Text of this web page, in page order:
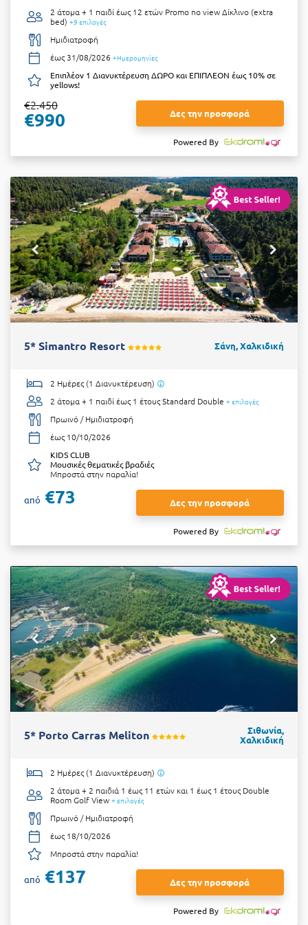
2 άτομα + 1 παιδί έως 12 ετών Promo no view Δίκλινο (extra
bed) +9 επιλογές
Ημιδιατροφή
έως 31/08/2026 +Ημερομηνίες
Επιπλέον 1 Διανυκτέρευση ΔΩΡΟ και ΕΠΙΠΛΕΟΝ έως 10% σε
yellows!
€2.450
€990 Δες την προσφορά
Powered By
5* Simantro Resort Σάνη, Χαλκιδική
2 Ημέρες (1 Διανυκτέρευση)
2 άτομα + 1 παιδί έως 1 έτουςStandard Double + επιλογές
Πρωινό / Ημιδιατροφή
έως 10/10/2026
KIDS CLUB
Μουσικές θεματικές βραδιές
Μπροστά στην παραλία!
από €73 Δες την προσφορά
Powered By
5* Porto Carras Meliton
Σιθωνία,
Χαλκιδική
2 Ημέρες (1 Διανυκτέρευση)
2 άτομα + 2 παιδιά 1 έως 11 ετών και 1 έως 1 έτους Double
Room Golf View + επιλογές
Πρωινό / Ημιδιατροφή
έως 18/10/2026
Μπροστά στην παραλία!
από €137 Δες την προσφορά
Powered By